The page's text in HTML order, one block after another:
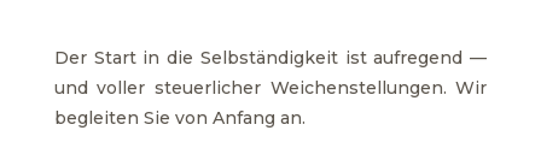
Der Start in die Selbständigkeit ist aufregend —
und voller steuerlicher Weichenstellungen. Wir
begleiten Sie von Anfang an.